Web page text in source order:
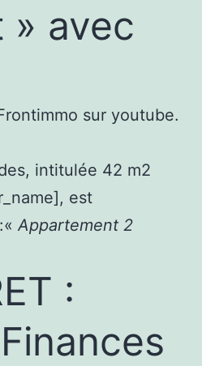
» avec
sur youtube.
intitulée 42 m2
est
Appartement 2
: